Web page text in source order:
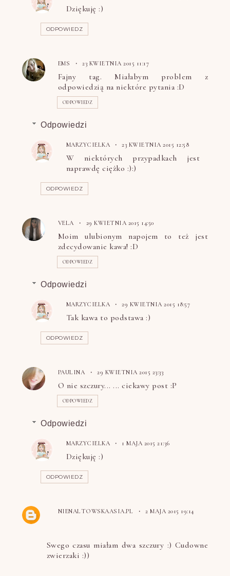
Dziękuję :)
ODPOWIEDZ
EMS 23 KWIETNIA 2015 11:17
Fajny tag. Miałabym problem z
odpowiedzią na niektóre pytania :D
ODPOWIEDZ
Odpowiedzi
MARZYCIELKA 23 KWIETNIA 2015 12:58
W niektórych przypadkach jest
naprawdę ciężko :):)
ODPOWIEDZ
VELA 29 KWIETNIA 2015 14:50
Moim ulubionym napojem to też jest
zdecydowanie kawa! :D
ODPOWIEDZ
Odpowiedzi
MARZYCIELKA 29 KWIETNIA 2015 18:57
Tak kawa to podstawa :)
ODPOWIEDZ
PAULINA 29 KWIETNIA 2015 23:33
O nie szczury... ... ciekawy post :P
ODPOWIEDZ
Odpowiedzi
MARZYCIELKA 1 MAJA 2015 21:36
Dziękuję :)
ODPOWIEDZ
NIENALTOWSKAASIA.PL 2 MAJA 2015 19:14
Swego czasu miałam dwa szczury :) Cudowne
zwierzaki :))